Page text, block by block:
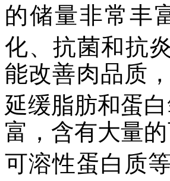
的储量非常丰
化、抗菌和抗
能改善肉品质
延缓脂肪和蛋
富，含有大量
可溶性蛋白质